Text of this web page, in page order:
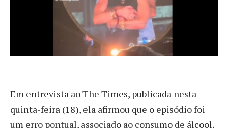
Em entrevista ao The Times, publicada nesta
quinta-feira (18), ela afirmou que o episódio foi
um erro pontual, associado ao consumo de álcool,